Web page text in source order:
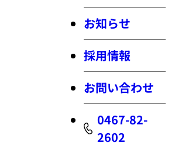
お知らせ
採用情報
お問い合わせ
0467-82-
2602